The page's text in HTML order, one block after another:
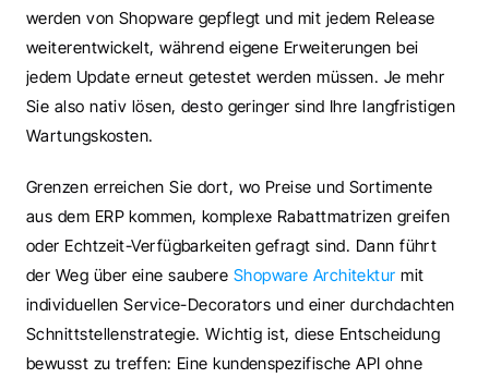
werden von Shopware gepflegt und mit jedem Release
weiterentwickelt, während eigene Erweiterungen bei
jedem Update erneut getestet werden müssen. Je mehr
Sie also nativ lösen, desto geringer sind Ihre langfristigen
Wartungskosten.
Grenzen erreichen Sie dort, wo Preise und Sortimente
aus dem ERP kommen, komplexe Rabattmatrizen greifen
oder Echtzeit-Verfügbarkeiten gefragt sind. Dann führt
der Weg über eine saubere Shopware Architektur mit
individuellen Service-Decorators und einer durchdachten
Schnittstellenstrategie. Wichtig ist, diese Entscheidung
bewusst zu treffen: Eine kundenspezifische API ohne